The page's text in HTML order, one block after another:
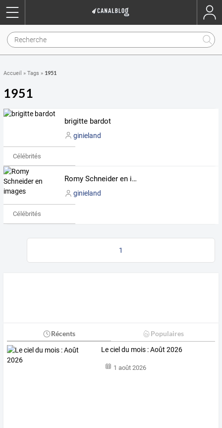
Accueil » Tags » 1951
1951
brigitte bardot
ginieland
Célébrités
Romy Schneider en images
ginieland
Célébrités
1
Récents Populaires
Le ciel du mois : Août 2026
1 août 2026